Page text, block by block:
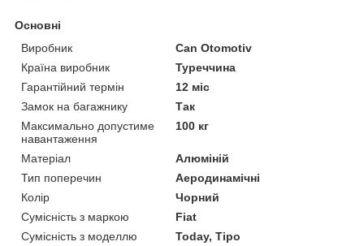
Основні
Виробник
Can Otomotiv
Країна виробник
Туреччина
Гарантійний термін
12 міс
Замок на багажнику
Так
Максимально допустиме
навантаження
100 кг
Матеріал
Алюміній
Тип поперечин
Аеродинамічні
Колір
Чорний
Сумісність з маркою
Fiat
Сумісність з моделлю
Today, Tipo